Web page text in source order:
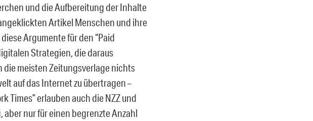
und die Aufbereitung der Inhalte
Artikel Menschen und ihre
Argumente für den “Paid
Strategien, die daraus
meisten Zeitungsverlage nichts
auf das Internet zu übertragen –
Times” erlauben auch die NZZ und
nur für einen begrenzte Anzahl